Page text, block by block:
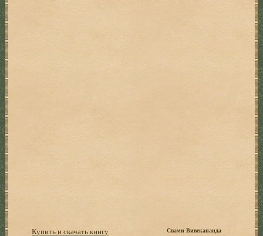
Купить и скачать книгу
Свами Вивекананда